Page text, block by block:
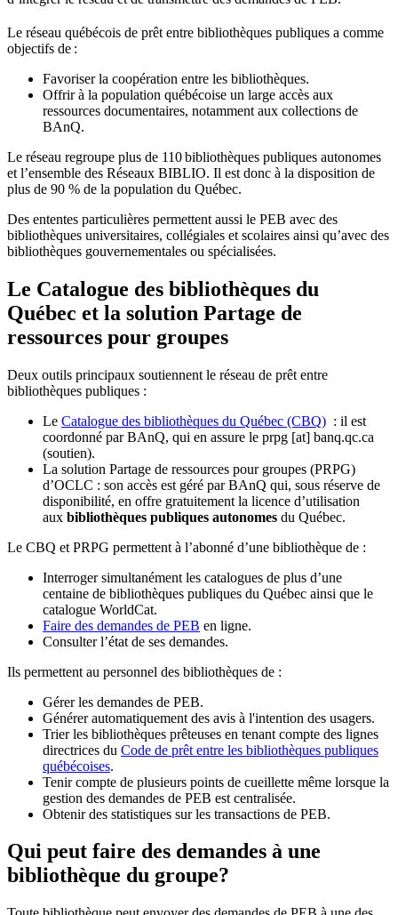
Le réseau québécois de prêt entre bibliothèques publiques a comme
objectifs de :
Favoriser la coopération entre les bibliothèques.
Offrir à la population québécoise un large accès aux
ressources documentaires, notamment aux collections de
BAnQ.
Le réseau regroupe plus de 110bibliothèques publiques autonomes
et l’ensemble des Réseaux BIBLIO. Il est donc à la disposition de
plus de 90 % de la population du Québec.
Des ententes particulières permettent aussi le PEB avec des
bibliothèques universitaires, collégiales et scolaires ainsi qu’avec des
bibliothèques gouvernementales ou spécialisées.
Le Catalogue des bibliothèques du
Québec et la solution Partage de
ressources pour groupes
Deux outils principaux soutiennent le réseau de prêt entre
bibliothèques publiques :
Le Catalogue des bibliothèques du Québec (CBQ) : il est
coordonné par BAnQ, qui en assure le prpg [at] banq.qc.ca
(soutien).
La solution Partage de ressources pour groupes (PRPG)
d’OCLC : son accès est géré par BAnQ qui, sous réserve de
disponibilité, en offre gratuitement la licence d’utilisation
aux bibliothèques publiques autonomes du Québec.
Le CBQ et PRPG permettent à l’abonné d’une bibliothèque de :
Interroger simultanément les catalogues de plus d’une
centaine de bibliothèques publiques du Québec ainsi que le
catalogue WorldCat.
Faire des demandes de PEB en ligne.
Consulter l’état de ses demandes.
Ils permettent au personnel des bibliothèques de :
Gérer les demandes de PEB.
Générer automatiquement des avis à l'intention des usagers.
Trier les bibliothèques prêteuses en tenant compte des lignes
directrices du Code de prêt entre les bibliothèques publiques
québécoises.
Tenir compte de plusieurs points de cueillette même lorsque la
gestion des demandes de PEB est centralisée.
Obtenir des statistiques sur les transactions de PEB.
Qui peut faire des demandes à une
bibliothèque du groupe?